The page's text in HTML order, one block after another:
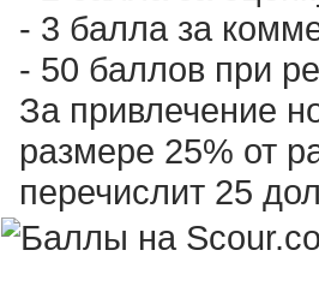
- 3 балла за
- 50 баллов при
За привлечение
размере 25% от
перечислит 25